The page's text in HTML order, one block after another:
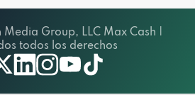
Group, LLC Max Cash |
todos los derechos